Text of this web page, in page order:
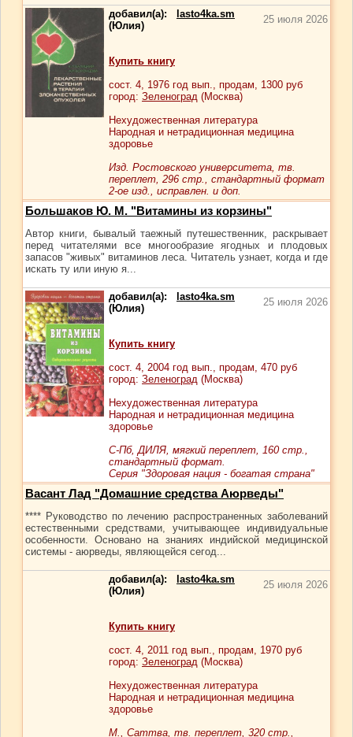
добавил(а):
lasto4ka.sm
(Юлия)
25 июля 2026
Купить книгу
сост. 4, 1976 год вып., продам, 1300 руб
город: Зеленоград (Москва)
Нехудожественная литература
Народная и нетрадиционная медицина
здоровье
Изд. Ростовского университета, тв.
переплет, 296 стр., стандартный формат
2-ое изд., исправлен. и доп.
Большаков Ю. М. "Витамины из корзины"
Автор книги, бывалый таежный путешественник, раскрывает
перед читателями все многообразие ягодных и плодовых
запасов "живых" витаминов леса. Читатель узнает, когда и где
искать ту или иную я...
добавил(а):
lasto4ka.sm
(Юлия)
25 июля 2026
Купить книгу
сост. 4, 2004 год вып., продам, 470 руб
город: Зеленоград (Москва)
Нехудожественная литература
Народная и нетрадиционная медицина
здоровье
С-Пб, ДИЛЯ, мягкий переплет, 160 стр.,
стандартный формат.
Серия "Здоровая нация - богатая страна"
Васант Лад "Домашние средства Аюрведы"
**** Руководство по лечению распространенных заболеваний
естественными средствами, учитывающее индивидуальные
особенности. Основано на знаниях индийской медицинской
системы - аюрведы, являющейся сегод...
добавил(а):
lasto4ka.sm
(Юлия)
25 июля 2026
Купить книгу
сост. 4, 2011 год вып., продам, 1970 руб
город: Зеленоград (Москва)
Нехудожественная литература
Народная и нетрадиционная медицина
здоровье
М., Саттва, тв. переплет, 320 стр.,